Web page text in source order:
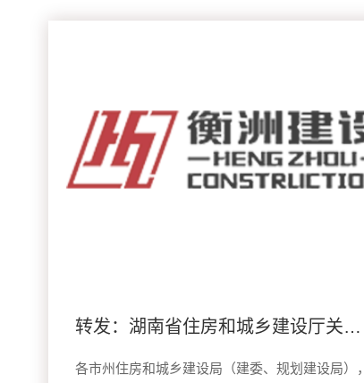
转发：湖南省住房和城乡建设厅关于印发《全省房屋市政工程在建工地安全隐患大排查工作方案》的通知
各市州住房和城乡建设局（建委、规划建设局），